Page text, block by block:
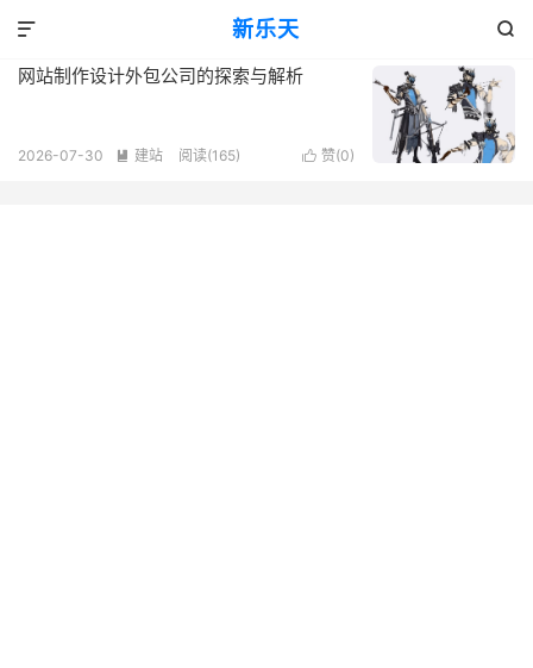
新乐天 
 共 1 篇文章
标签：信息化建设支持服务
网站制作设计外包公司的探索与解析
 赞(0)
2026-07-30  建站 阅读(165)